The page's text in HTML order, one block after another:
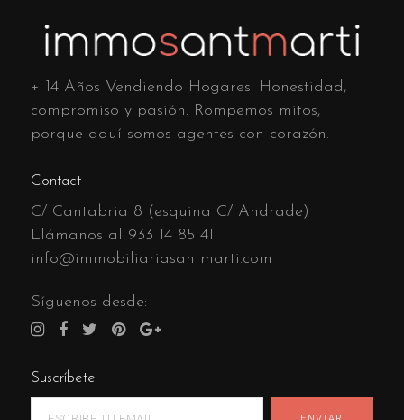
+ 14 Años Vendiendo Hogares. Honestidad,
compromiso y pasión. Rompemos mitos,
porque aquí somos agentes con corazón.
Contact
C/ Cantabria 8 (esquina C/ Andrade)
Llámanos al 933 14 85 41
info@immobiliariasantmarti.com
Síguenos desde:
Suscríbete